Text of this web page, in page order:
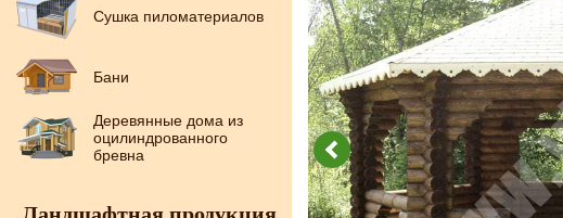
Сушка пиломатериалов
Бани
Деревянные дома из
оцилиндрованного
бревна